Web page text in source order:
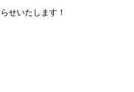
せいたします！